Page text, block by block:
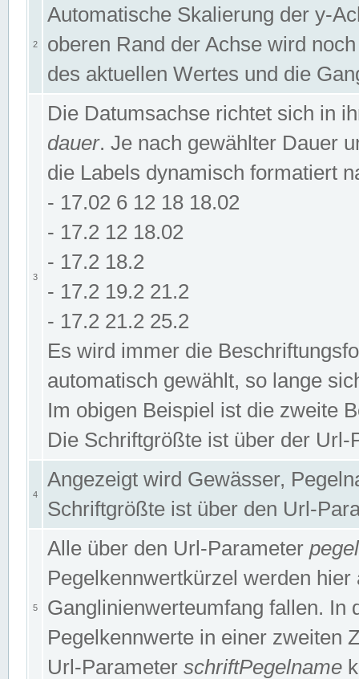
2
Automatische Skalierung der y-
oberen Rand der Achse wird
des aktuellen Wertes und die
3
Die Datumsachse richtet sich in
dauer. Je nach gewählter Dauer
die Labels dynamisch formatiert
- 17.02 6 12 18 18.02
- 17.2 12 18.02
- 17.2 18.2
- 17.2 19.2 21.2
- 17.2 21.2 25.2
Es wird immer die
automatisch gewählt, so lange
Im obigen Beispiel ist die zweite
Die Schriftgrößte ist über der
4
Angezeigt wird Gewässer,
Schriftgrößte ist über den Url-
5
Alle über den Url-Parameter
Pegelkennwertkürzel werden
Ganglinienwerteumfang fallen. In
Pegelkennwerte in einer zweiten
Url-Parameter schriftPegelname